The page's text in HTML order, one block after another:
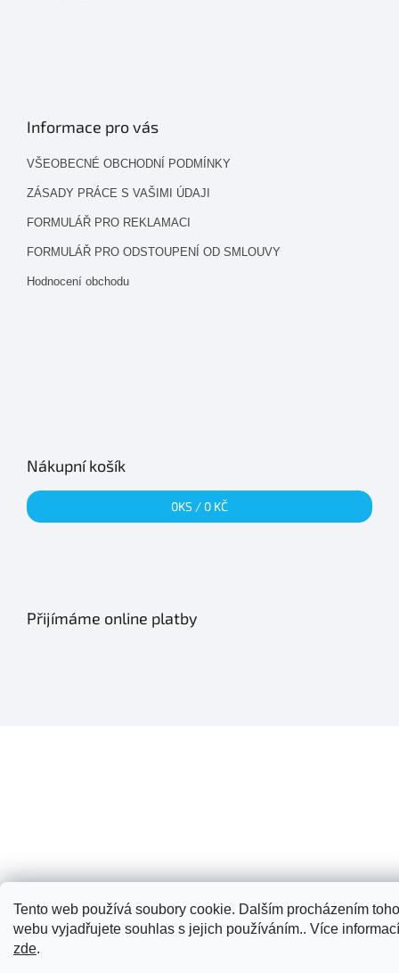
Tento web používá soubory cookie. Dalším procházením
webu vyjadřujete souhlas s jejich používáním.. Více informací
zde.
Informace pro vás
VŠEOBECNÉ OBCHODNÍ PODMÍNKY
ZÁSADY PRÁCE S VAŠIMI ÚDAJI
FORMULÁŘ PRO REKLAMACI
FORMULÁŘ PRO ODSTOUPENÍ OD SMLOUVY
Hodnocení obchodu
Nákupní košík
0KS / 0 KČ
Přijímáme online platby